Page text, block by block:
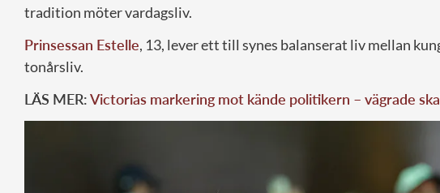
tradition möter vardagsliv.
Prinsessan Estelle, 13, lever ett till synes balanserat liv mellan
tonårsliv.
LÄS MER:Victorias markering mot kände politikern – vägrade